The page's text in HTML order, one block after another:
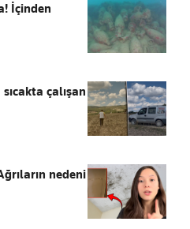
İçinden
çalışan
nedeni